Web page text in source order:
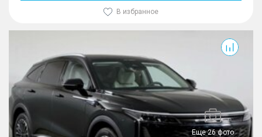
В избранное
Еще 26 фото